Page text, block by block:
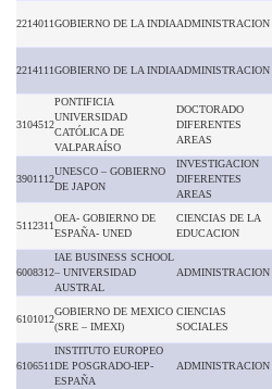
2214011GOBIERNO DE LA INDIAADMINISTRACION
2214111GOBIERNO DE LA INDIAADMINISTRACION
3104512
PONTIFICIA
UNIVERSIDAD
CATÓLICA DE
VALPARAÍSO
DOCTORADO
DIFERENTES
AREAS
3901112
UNESCO – GOBIERNO
DE JAPON
INVESTIGACION
DIFERENTES
AREAS
5112311
OEA- GOBIERNO DE
ESPAÑA- UNED
CIENCIAS DE LA
EDUCACION
6008312
IAE BUSINESS SCHOOL
– UNIVERSIDAD
AUSTRAL
ADMINISTRACION
6101012
GOBIERNO DE MEXICO
(SRE – IMEXI)
CIENCIAS
SOCIALES
6106511
INSTITUTO EUROPEO
DE POSGRADO-IEP-
ESPAÑA
ADMINISTRACION